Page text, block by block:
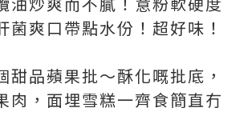
菌爽口帶點水份！超好味！
甜品蘋果批～酥化嘅批底，
肉，面埋雪糕一齊食簡直冇